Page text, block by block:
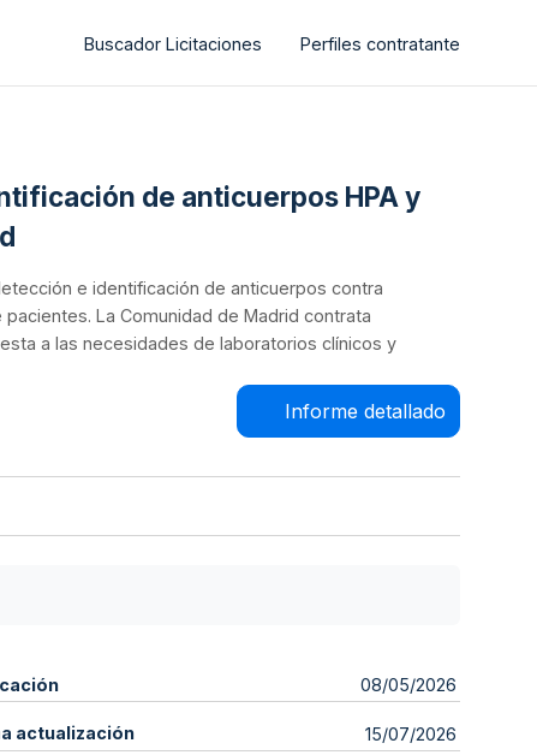
Buscador Licitaciones Perfiles contratante
de anticuerpos HPA y
e identificación de anticuerpos contra
La Comunidad de Madrid contrata
a las necesidades de laboratorios clínicos y
Informe detallado
08/05/2026
actualización 15/07/2026